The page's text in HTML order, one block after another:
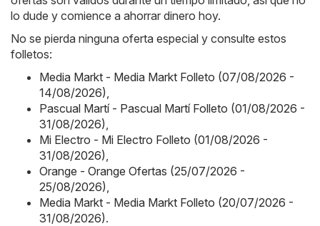
lo dude y comience a ahorrar dinero hoy.
No se pierda ninguna oferta especial y consulte estos
folletos:
Media Markt - Media Markt Folleto (07/08/2026 -
14/08/2026)
Pascual Martí - Pascual Martí Folleto (01/08/2026 -
31/08/2026)
Mi Electro - Mi Electro Folleto (01/08/2026 -
31/08/2026)
Orange - Orange Ofertas (25/07/2026 -
25/08/2026)
Media Markt - Media Markt Folleto (20/07/2026 -
31/08/2026).